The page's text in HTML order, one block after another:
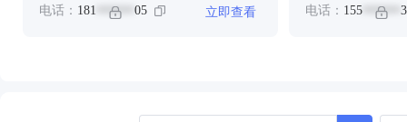
电话： 181 ****** 05 立即查看 电话： 155******